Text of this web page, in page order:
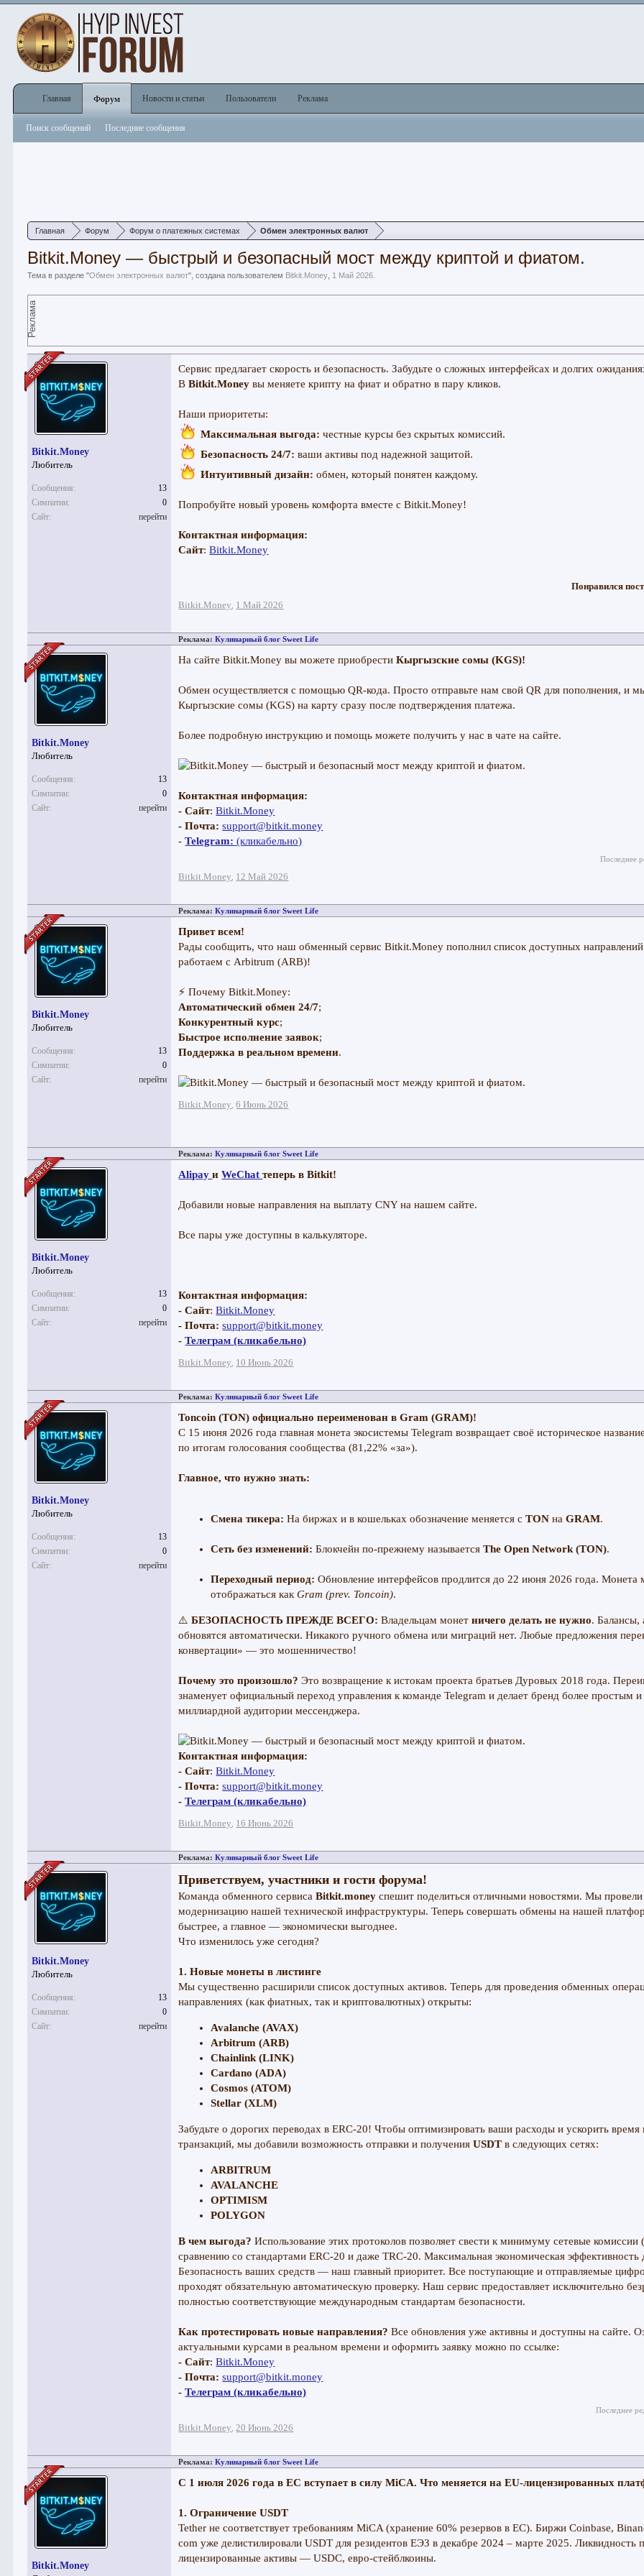
Главная Форум Форум о платежных системах Обмен электронных валют
Bitkit.Money — быстрый и безопасный мост между криптой и фиатом.
Тема в разделе "Обмен электронных валют", создана пользователем Bitkit.Money 1 Май 2026
Реклама
Bitkit.Money
Любитель
Сообщения:
13
Симпатии:
0
Сайт:
перейти
Сервис предлагает скорость и безопасность. Забудьте о сложных интерфейсах и долгих
ВBitkit.Money вы меняете крипту на фиат и обратно в пару кликов.
Наши приоритеты:
Максимальная выгода: честные курсы без скрытых комиссий.
Безопасность 24/7: ваши активы под надежной защитой.
Интуитивный дизайн: обмен, который понятен каждому.
Попробуйте новый уровень комфорта вместе с Bitkit.Money!
Контактная информация:
Сайт:Bitkit.Money
Понравился
Bitkit.Money 1 Май 2026
Реклама: Кулинарный блог Sweet Life
Bitkit.Money
Любитель
Сообщения:
13
Симпатии:
0
Сайт:
перейти
На сайте Bitkit.Money вы можете приобрести Кыргызские сомы (KGS)!
Обмен осуществляется с помощью QR-кода. Просто отправьте нам свой QR для пополнения, и
Кыргызские сомы (KGS) на карту сразу после подтверждения платежа.
Более подробную инструкцию и помощь можете получить у нас в чате на сайте.
Контактная информация:
- Сайт:Bitkit.Money
- Почта: support@bitkit.money
-Telegram: (кликабельно)
Последнее
Bitkit.Money 12 Май 2026
Реклама: Кулинарный блог Sweet Life
Bitkit.Money
Любитель
Сообщения:
13
Симпатии:
0
Сайт:
перейти
Привет всем!
Рады сообщить, что наш обменный сервис Bitkit.Money пополнил список доступных
работаем с Arbitrum (ARB)!
⚡ Почему Bitkit.Money:
Автоматический обмен 24/7;
Конкурентный курс;
Быстрое исполнение заявок;
Поддержка в реальном времени.
Bitkit.Money 6 Июнь 2026
Реклама: Кулинарный блог Sweet Life
Bitkit.Money
Любитель
Сообщения:
13
Симпатии:
0
Сайт:
перейти
AlipayиWeChatтеперь в Bitkit!
Добавили новые направления на выплату CNY на нашем сайте.
Все пары уже доступны в калькуляторе.
Контактная информация:
- Сайт:Bitkit.Money
- Почта: support@bitkit.money
-Телеграм (кликабельно)
Bitkit.Money 10 Июнь 2026
Реклама: Кулинарный блог Sweet Life
Bitkit.Money
Любитель
Сообщения:
13
Симпатии:
0
Сайт:
перейти
Toncoin (TON) официально переименован в Gram (GRAM)!
С 15 июня 2026 года главная монета экосистемы Telegram возвращает своё историческое
по итогам голосования сообщества (81,22% «за»).
Главное, что нужно знать:
Смена тикера: На биржах и в кошельках обозначение меняется сTON наGRAM.
Сеть без изменений: Блокчейн по-прежнему называетсяThe Open Network (TON).
Переходный период: Обновление интерфейсов продлится до 22 июня 2026 года. Монета
отображаться какGram (prev. Toncoin).
⚠️БЕЗОПАСНОСТЬ ПРЕЖДЕ ВСЕГО: Владельцам монетничего делать не нужно. Балансы,
обновятся автоматически. Никакого ручного обмена или миграций нет. Любые предложения
конвертации» — это мошенничество!
Почему это произошло? Это возвращение к истокам проекта братьев Дуровых 2018 года.
знаменует официальный переход управления к команде Telegram и делает бренд более простым
миллиардной аудитории мессенджера.
Контактная информация:
- Сайт:Bitkit.Money
- Почта: support@bitkit.money
-Телеграм (кликабельно)
Bitkit.Money 16 Июнь 2026
Реклама: Кулинарный блог Sweet Life
Bitkit.Money
Любитель
Сообщения:
13
Симпатии:
0
Сайт:
перейти
Приветствуем, участники и гости форума!
Команда обменного сервисаBitkit.money спешит поделиться отличными новостями. Мы
модернизацию нашей технической инфраструктуры. Теперь совершать обмены на нашей
быстрее, а главное — экономически выгоднее.
Что изменилось уже сегодня?
1. Новые монеты в листинге
Мы существенно расширили список доступных активов. Теперь для проведения обменных
направлениях (как фиатных, так и криптовалютных) открыты:
Avalanche (AVAX)
Arbitrum (ARB)
Chainlink (LINK)
Cardano (ADA)
Cosmos (ATOM)
Stellar (XLM)
Забудьте о дорогих переводах в ERC-20! Чтобы оптимизировать ваши расходы и ускорить время
транзакций, мы добавили возможность отправки и полученияUSDT в следующих сетях:
ARBITRUM
AVALANCHE
OPTIMISM
POLYGON
В чем выгода? Использование этих протоколов позволяет свести к минимуму сетевые комиссии
сравнению со стандартами ERC-20 и даже TRC-20. Максимальная экономическая
Безопасность ваших средств — наш главный приоритет. Все поступающие и отправляемые
проходят обязательную автоматическую проверку. Наш сервис предоставляет исключительно
полностью соответствующие международным стандартам безопасности.
Как протестировать новые направления? Все обновления уже активны и доступны на сайте.
актуальными курсами в реальном времени и оформить заявку можно по ссылке:
- Сайт:Bitkit.Money
- Почта: support@bitkit.money
-Телеграм (кликабельно)
Последнее
Bitkit.Money 20 Июнь 2026
Реклама: Кулинарный блог Sweet Life
Bitkit.Money
С 1 июля 2026 года в ЕС вступает в силу MiCA. Что меняется на EU-лицензированных
1. Ограничение USDT
Tether не соответствует требованиям MiCA (хранение 60% резервов в ЕС). Биржи Coinbase,
com уже делистилировали USDT для резидентов ЕЭЗ в декабре 2024 – марте 2025. Ликвидность
лицензированные активы — USDC, евро-стейблкоины.
Главная Форум
Поиск сообщений Последние сообщения
Новости и статьи Пользователи Реклама